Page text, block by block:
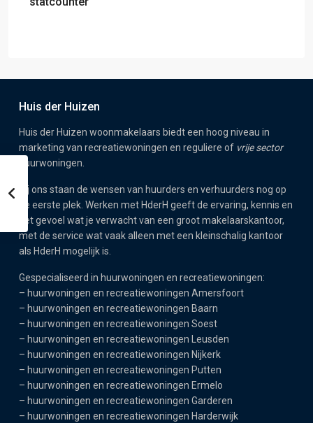
Huis der Huizen
Huis der Huizen woonmakelaars biedt een hoog niveau in
marketing van recreatiewoningen en reguliere of vrije sector
huurwoningen.
Bij ons staan de wensen van huurders en verhuurders nog op
de eerste plek. Werken met HderH geeft de ervaring, kennis en
het gevoel wat je verwacht van een groot makelaarskantoor,
met de service wat vaak alleen met een kleinschalig kantoor
als HderH mogelijk is.
Gespecialiseerd in huurwoningen en recreatiewoningen:
– huurwoningen en recreatiewoningen Amersfoort
– huurwoningen en recreatiewoningen Baarn
– huurwoningen en recreatiewoningen Soest
– huurwoningen en recreatiewoningen Leusden
– huurwoningen en recreatiewoningen Nijkerk
– huurwoningen en recreatiewoningen Putten
– huurwoningen en recreatiewoningen Ermelo
– huurwoningen en recreatiewoningen Garderen
– huurwoningen en recreatiewoningen Harderwijk